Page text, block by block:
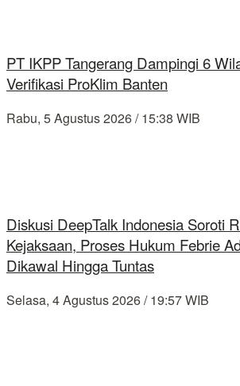
PT IKPP Tangerang Dampingi 6
Verifikasi ProKlim Banten
Rabu, 5 Agustus 2026 / 15:38 WIB
Diskusi DeepTalk Indonesia Soroti
Kejaksaan, Proses Hukum Febrie
Dikawal Hingga Tuntas
Selasa, 4 Agustus 2026 / 19:57 WIB